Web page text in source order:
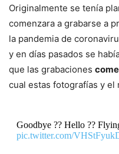
Originalmente se tenía
comenzara a grabarse a
la pandemia de
y en días pasados se
que las grabaciones
cual estas fotografías y el
Goodbye ?? Hello ??
pic.twitter.com/